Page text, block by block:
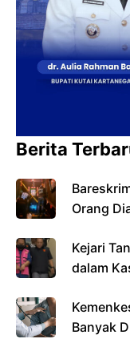
Berita
Orang
Kejari
dalam
Banyak